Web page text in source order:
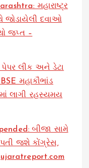
મહારાષ્ટ્ર
જોડાયેલી દવાઓ
જપ્ત –
લીક અને ડેટા
મહાકૌભાંડ
લાગી રહસ્યમય
બીજા સામે
જશે કોંગ્રેસ,